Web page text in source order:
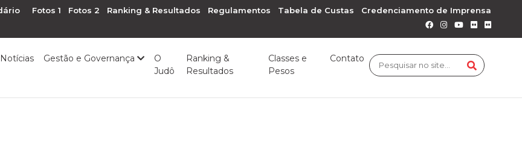
Fotos 1 Fotos 2 Ranking & Resultados Regulamentos Tabela de Custas Credenciamento de Imprensa
Notícias Gestão e Governança
O
Judô
Ranking &
Resultados
Classes e
Pesos
Contato